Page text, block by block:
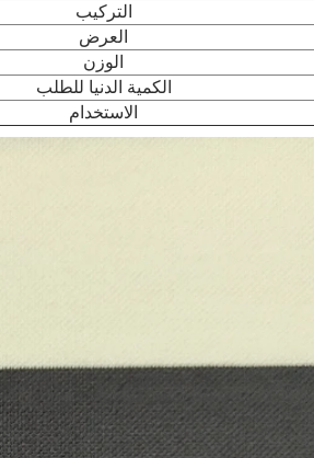
التركيب
العرض
الوزن
الكمية الدنيا للطلب
الاستخدام